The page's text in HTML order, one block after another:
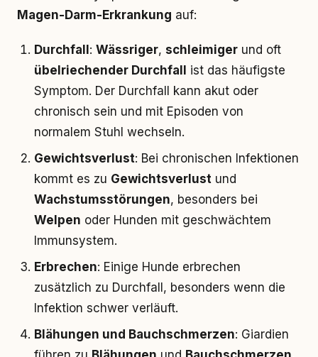
Magen-Darm-Erkrankung auf:
Durchfall : Wässriger, schleimiger und oft
übelriechender Durchfall
ist das häufigste
Symptom. Der Durchfall kann akut oder
chronisch sein und mit Episoden von
normalem Stuhl wechseln.
Gewichtsverlust: Bei chronischen Infektionen
kommt es zu Gewichtsverlust und
Wachstumsstörungen, besonders bei
Welpen oder Hunden mit geschwächtem
Immunsystem.
Erbrechen: Einige Hunde erbrechen
zusätzlich zu Durchfall, besonders wenn die
Infektion schwer verläuft.
Blähungen und Bauchschmerzen: Giardien